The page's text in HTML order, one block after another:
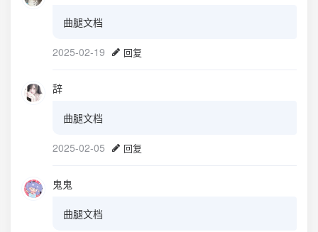
曲腿文档
2025-02-19 回复
辞
曲腿文档
2025-02-05 回复
鬼鬼
曲腿文档